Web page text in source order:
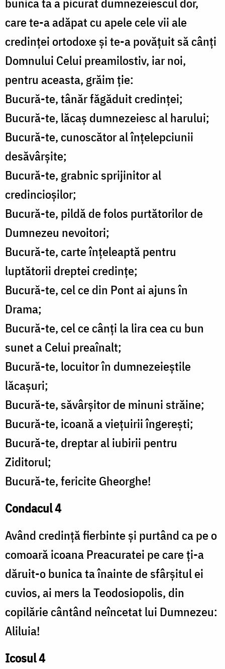
bunica ta a picurat dumnezeiescul dor,
care te-a adăpat cu apele cele vii ale
credinței ortodoxe și te-a povățuit să cânți
Domnului Celui preamilostiv, iar noi,
pentru aceasta, grăim ție:
Bucură-te, tânăr făgăduit credinței;
Bucură-te, lăcaș dumnezeiesc al harului;
Bucură-te, cunoscător al înțelepciunii
desăvârșite;
Bucură-te, grabnic sprijinitor al
credincioșilor;
Bucură-te, pildă de folos purtătorilor de
Dumnezeu nevoitori;
Bucură-te, carte înțeleaptă pentru
luptătorii dreptei credințe;
Bucură-te, cel ce din Pont ai ajuns în
Drama;
Bucură-te, cel ce cânți la lira cea cu bun
sunet a Celui preaînalt;
Bucură-te, locuitor în dumnezeieștile
lăcașuri;
Bucură-te, săvârșitor de minuni străine;
Bucură-te, icoană a viețuirii îngerești;
Bucură-te, dreptar al iubirii pentru
Ziditorul;
Bucură-te, fericite Gheorghe!
Condacul 4
Având credință fierbinte și purtând ca pe o
comoară icoana Preacuratei pe care ți-a
dăruit-o bunica ta înainte de sfârșitul ei
cuvios, ai mers la Teodosiopolis, din
copilărie cântând neîncetat lui Dumnezeu:
Aliluia!
Icosul 4